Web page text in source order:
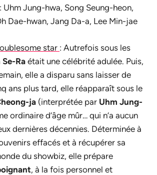
Uhm Jung-hwa, Song Seung-heon,
Dae-hwan, Jang Da-a, Lee Min-jae
star : Autrefois sous les
Se-Ra était une célébrité adulée. Puis,
elle a disparu sans laisser de
ans plus tard, elle réapparaît sous le
ja (interprétée par Uhm Jung-
ordinaire d’âge mûr… qui n’a aucun
dernières décennies. Déterminée à
effacés et à récupérer sa
du showbiz, elle prépare
, à la fois personnel et